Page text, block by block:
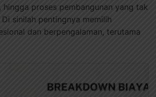
hingga proses pembangunan yang tak
sinilah pentingnya memilih
dan berpengalaman, terutama